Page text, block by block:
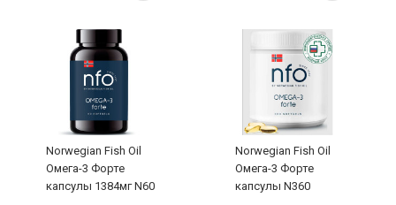
Norwegian Fish Oil
Омега-3 Форте
капсулы 1384мг N60
Norwegian Fish Oil
Омега-3 Форте
капсулы N360